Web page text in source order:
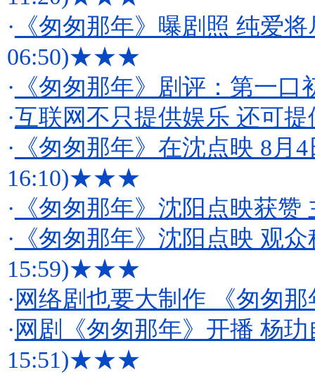
· 《匆匆那年》曝剧照 纯爱
06:50)★★★
· 《匆匆那年》剧评：第一口
·互联网不只提供娱乐 还可
· 《匆匆那年》在沈点映 8月
16:10)★★★
· 《匆匆那年》沈阳点映获
· 《匆匆那年》沈阳点映 观
15:59)★★★
· 网络剧也要大制作 《匆匆
· 网剧《匆匆那年》开播 杨
15:51)★★★